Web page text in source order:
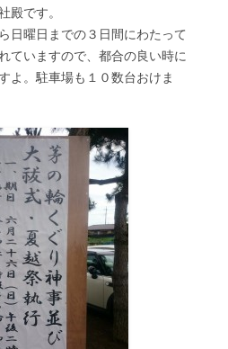
殿です。
日曜日までの３日間にわたって
ていますので、都合の良い時に
よ。駐車場も１０数台おけま